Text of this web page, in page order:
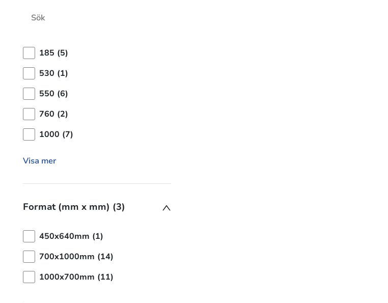
185 (5)
530 (1)
550 (6)
760 (2)
1000 (7)
Visa mer
Format (mm x mm) (3)
450x640mm (1)
700x1000mm (14)
1000x700mm (11)